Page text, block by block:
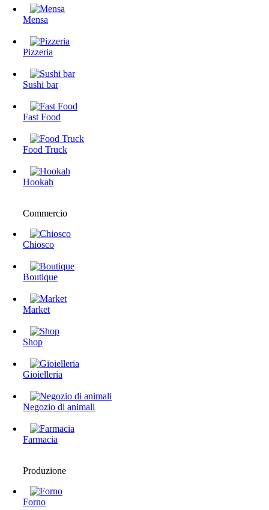
Mensa
Pizzeria
Sushi bar
Fast Food
Food Truck
Hookah
Commercio
Chiosco
Boutique
Market
Shop
Gioielleria
Negozio di animali
Farmacia
Produzione
Forno